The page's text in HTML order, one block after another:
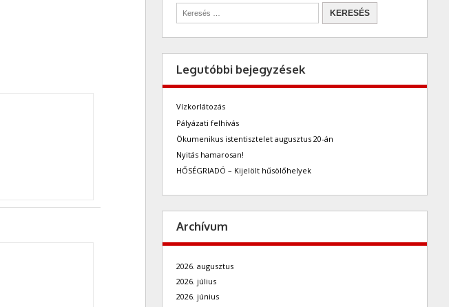
Legutóbbi bejegyzések
Vízkorlátozás
Pályázati felhívás
Ökumenikus istentisztelet augusztus 20-án
Nyitás hamarosan!
HŐSÉGRIADÓ – Kijelölt hűsölőhelyek
Archívum
2026. augusztus
2026. július
2026. június